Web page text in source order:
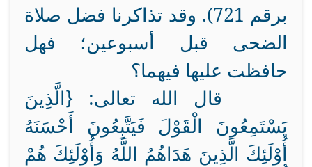
برقم 721
). وقد تذاكرنا فضل صلاة
الضحى قبل أسبوعين؛ فهل
حافظت عليها فيهما؟
قال الله تعالى: {الَّذِينَ
يَسْتَمِعُونَ الْقَوْلَ فَيَتَّبِعُونَ أَحْسَنَهُ
أُوْلَئِكَ الَّذِينَ هَدَاهُمُ اللَّهُ وَأُوْلَئِكَ هُمْ